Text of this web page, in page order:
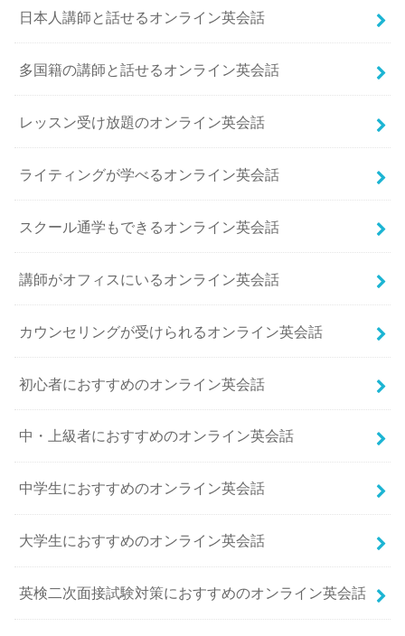
日本人講師と話せるオンライン英会話
多国籍の講師と話せるオンライン英会話
レッスン受け放題のオンライン英会話
ライティングが学べるオンライン英会話
スクール通学もできるオンライン英会話
講師がオフィスにいるオンライン英会話
カウンセリングが受けられるオンライン英会話
初心者におすすめのオンライン英会話
中・上級者におすすめのオンライン英会話
中学生におすすめのオンライン英会話
大学生におすすめのオンライン英会話
英検二次面接試験対策におすすめのオンライン英会話